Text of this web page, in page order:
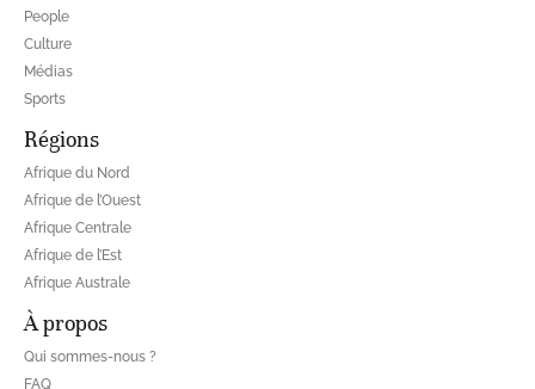
People
Culture
Médias
Sports
Régions
Afrique du Nord
Afrique de l’Ouest
Afrique Centrale
Afrique de l’Est
Afrique Australe
À propos
Qui sommes-nous ?
FAQ